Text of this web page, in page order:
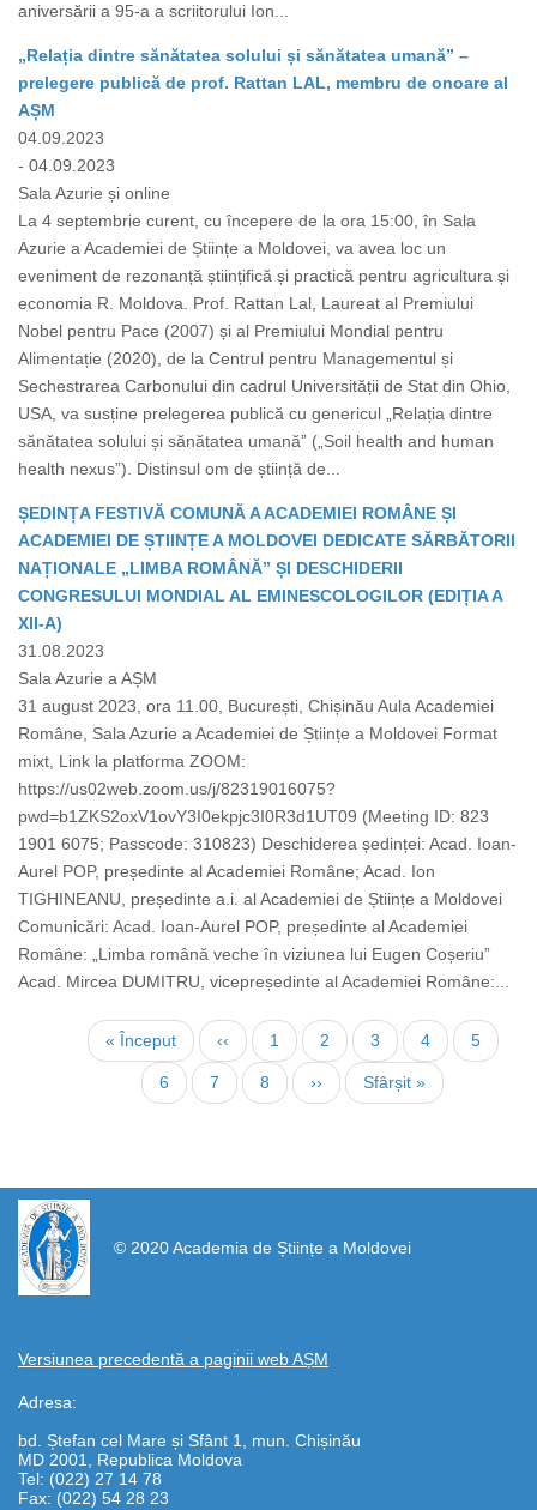
aniversării a 95-a a scriitorului Ion...
„Relația dintre sănătatea solului și sănătatea umană” –
prelegere publică de prof. Rattan LAL, membru de onoare al
AȘM
04.09.2023
- 04.09.2023
Sala Azurie și online
La 4 septembrie curent, cu începere de la ora 15:00, în Sala
Azurie a Academiei de Științe a Moldovei, va avea loc un
eveniment de rezonanță științifică și practică pentru agricultura și
economia R. Moldova. Prof. Rattan Lal, Laureat al Premiului
Nobel pentru Pace (2007) și al Premiului Mondial pentru
Alimentație (2020), de la Centrul pentru Managementul și
Sechestrarea Carbonului din cadrul Universității de Stat din Ohio,
USA, va susține prelegerea publică cu genericul „Relația dintre
sănătatea solului și sănătatea umană” („Soil health and human
health nexus”). Distinsul om de știință de...
ȘEDINȚA FESTIVĂ COMUNĂ A ACADEMIEI ROMÂNE ȘI
ACADEMIEI DE ȘTIINȚE A MOLDOVEI DEDICATE SĂRBĂTORII
NAȚIONALE „LIMBA ROMÂNĂ” ȘI DESCHIDERII
CONGRESULUI MONDIAL AL EMINESCOLOGILOR (EDIȚIA A
XII-A)
31.08.2023
Sala Azurie a AȘM
31 august 2023, ora 11.00, București, Chișinău Aula Academiei
Române, Sala Azurie a Academiei de Științe a Moldovei Format
mixt, Link la platforma ZOOM:
https://us02web.zoom.us/j/82319016075?
pwd=b1ZKS2oxV1ovY3I0ekpjc3I0R3d1UT09 (Meeting ID: 823
1901 6075; Passcode: 310823) Deschiderea ședinței: Acad. Ioan-
Aurel POP, președinte al Academiei Române; Acad. Ion
TIGHINEANU, președinte a.i. al Academiei de Științe a Moldovei
Comunicări: Acad. Ioan-Aurel POP, președinte al Academiei
Române: „Limba română veche în viziunea lui Eugen Coșeriu”
Acad. Mircea DUMITRU, vicepreședinte al Academiei Române:...
PaginationFirst
page
« Început
Previous
page
‹‹ Page
1 Page
2
Current
page
3 Page
4 Page
5
Page
6 Page
7 Page
8
Next
page
››
Last
page
Sfârșit »
© 2020 Academia de Științe a Moldovei
Versiunea precedentă a paginii web AȘM
Adresa:
bd. Ștefan cel Mare și Sfânt 1, mun. Chișinău
MD 2001, Republica Moldova
Tel: (022) 27 14 78
Fax: (022) 54 28 23
https://propletenie.ru/